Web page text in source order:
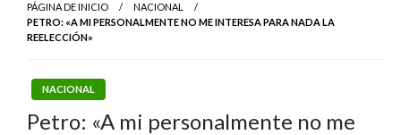
PÁGINA DE INICIO
NACIONAL
PETRO: «A MI PERSONALMENTE NO ME INTERESA PARA NADA LA
REELECCIÓN»
NACIONAL
Petro: «A mi personalmente no me